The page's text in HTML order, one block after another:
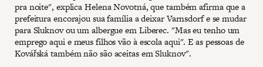
pra noite", explica Helena Novotná, que também afirma que a
prefeitura encorajou sua família a deixar Varnsdorf e se mudar
para Sluknov ou um albergue em Liberec. "Mas eu tenho um
emprego aqui e meus filhos vão à escola aqui". E as pessoas de
Kovářská também não são aceitas em Sluknov".